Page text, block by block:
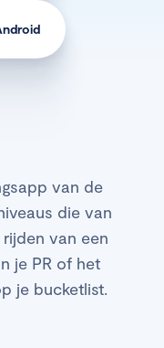
van de
die van
van een
je PR of het
je bucketlist.